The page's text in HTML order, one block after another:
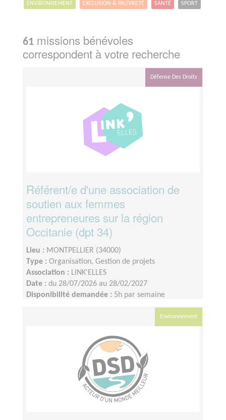
ENVIRONNEMENT EXCLUSION & PAUVRETÉ SANTÉ SPORT
61 missions bénévoles
correspondent à votre recherche
Défense Des Droits
Référent/e d'une association de
soutien aux femmes
entrepreneures sur la région
Occitanie (dpt 34)
Lieu : MONTPELLIER (34000)
Type : Organisation, Gestion de projets
Association : LINK'ELLES
Date : du 28/07/2026 au 28/02/2027
Disponibilité demandée : 5h par semaine
Environnement